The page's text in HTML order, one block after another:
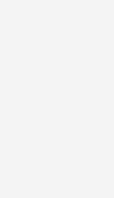
AT Comfort
kombinierter
ALLGRIP
kombinierter
ALLGRIP